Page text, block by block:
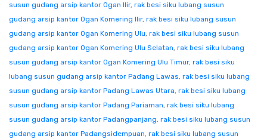
susun gudang arsip kantor Ogan Ilir, rak besi siku lubang susun
gudang arsip kantor Ogan Komering Ilir, rak besi siku lubang susun
gudang arsip kantor Ogan Komering Ulu, rak besi siku lubang susun
gudang arsip kantor Ogan Komering Ulu Selatan, rak besi siku lubang
susun gudang arsip kantor Ogan Komering Ulu Timur, rak besi siku
lubang susun gudang arsip kantor Padang Lawas, rak besi siku lubang
susun gudang arsip kantor Padang Lawas Utara, rak besi siku lubang
susun gudang arsip kantor Padang Pariaman, rak besi siku lubang
susun gudang arsip kantor Padangpanjang, rak besi siku lubang susun
gudang arsip kantor Padangsidempuan, rak besi siku lubang susun